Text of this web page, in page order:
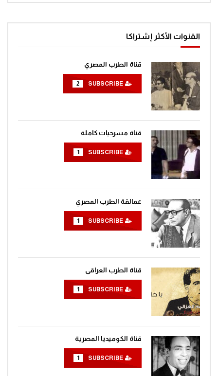
القنوات الأكثر إشتراكا
قناة الطرب المصري
2
قناة مسرحيات كاملة
1
عمالقة الطرب المصري
1
قناة الطرب العراقى
1
قناة الكوميديا المصرية
1